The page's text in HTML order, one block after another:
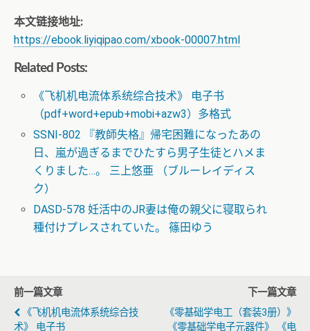
本文链接地址:
https://ebook.liyiqipao.com/xbook-00007.html
Related Posts:
《飞机机电流体系统综合技术》 电子书
（pdf+word+epub+mobi+azw3）多格式
SSNI-802 『教師失格』帰宅困難になったあの
日、嵐が過ぎるまでひたすら男子生徒とハメま
くりました…。 三上悠亜 （ブルーレイディス
ク）
DASD-578 妊活中のJR妻は俺の親父に寝取られ
種付けプレスされていた。 篠田ゆう
前一篇文章
《飞机机电流体系统综合技
术》 电子书
下一篇文章
《零基础学电工（套装3册）》
《零基础学电子元器件》 《电